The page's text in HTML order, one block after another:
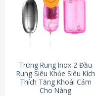
Trứng Rung Inox 2 Đầu
Rung Siêu Khỏe Siêu Kích
Thích Tăng Khoái Cảm
Cho Nàng